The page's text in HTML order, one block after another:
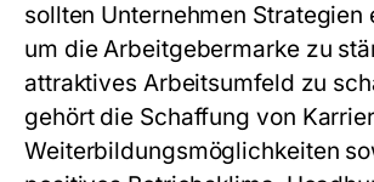
sollten Unternehmen Strategien
um die Arbeitgebermarke zu
attraktives Arbeitsumfeld zu
gehört die Schaffung von
Weiterbildungsmöglichkeiten